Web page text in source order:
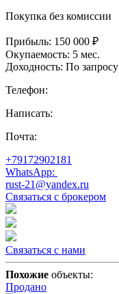
Покупка без комиссии
Прибыль: 150 000 ₽
Окупаемость: 5 мес.
Доходность: По запросу
Телефон:
Написать:
Почта:
+79172902181
WhatsApp:
rust-21@yandex.ru
Связаться с брокером
Связаться с нами
Похожие объекты:
Продано